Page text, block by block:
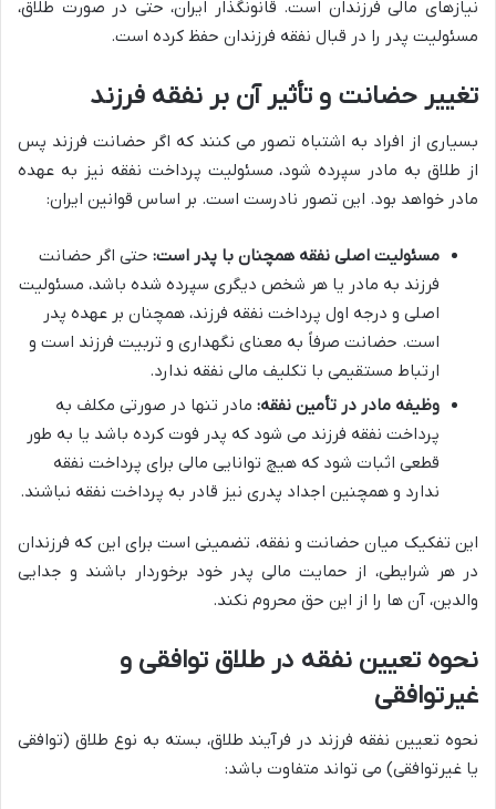
نیازهای مالی فرزندان است. قانونگذار ایران، حتی در صورت طلاق،
مسئولیت پدر را در قبال نفقه فرزندان حفظ کرده است.
تغییر حضانت و تأثیر آن بر نفقه فرزند
بسیاری از افراد به اشتباه تصور می کنند که اگر حضانت فرزند پس
از طلاق به مادر سپرده شود، مسئولیت پرداخت نفقه نیز به عهده
مادر خواهد بود. این تصور نادرست است. بر اساس قوانین ایران:
مسئولیت اصلی نفقه همچنان با پدر است: حتی اگر حضانت
فرزند به مادر یا هر شخص دیگری سپرده شده باشد، مسئولیت
اصلی و درجه اول پرداخت نفقه فرزند، همچنان بر عهده پدر
است. حضانت صرفاً به معنای نگهداری و تربیت فرزند است و
ارتباط مستقیمی با تکلیف مالی نفقه ندارد.
وظیفه مادر در تأمین نفقه: مادر تنها در صورتی مکلف به
پرداخت نفقه فرزند می شود که پدر فوت کرده باشد یا به طور
قطعی اثبات شود که هیچ توانایی مالی برای پرداخت نفقه
ندارد و همچنین اجداد پدری نیز قادر به پرداخت نفقه نباشند.
این تفکیک میان حضانت و نفقه، تضمینی است برای این که فرزندان
در هر شرایطی، از حمایت مالی پدر خود برخوردار باشند و جدایی
والدین، آن ها را از این حق محروم نکند.
نحوه تعیین نفقه در طلاق توافقی و
غیرتوافقی
نحوه تعیین نفقه فرزند در فرآیند طلاق، بسته به نوع طلاق (توافقی
یا غیرتوافقی) می تواند متفاوت باشد: